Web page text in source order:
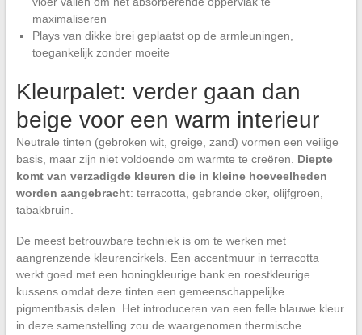
maximaliseren
Plays van dikke brei geplaatst op de armleuningen,
toegankelijk zonder moeite
Kleurpalet: verder gaan dan
beige voor een warm interieur
Neutrale tinten (gebroken wit, greige, zand) vormen een veilige
basis, maar zijn niet voldoende om warmte te creëren. Diepte
komt van verzadigde kleuren die in kleine hoeveelheden
worden aangebracht: terracotta, gebrande oker, olijfgroen,
tabakbruin.
De meest betrouwbare techniek is om te werken met
aangrenzende kleurencirkels. Een accentmuur in terracotta
werkt goed met een honingkleurige bank en roestkleurige
kussens omdat deze tinten een gemeenschappelijke
pigmentbasis delen. Het introduceren van een felle blauwe kleur
in deze samenstelling zou de waargenomen thermische